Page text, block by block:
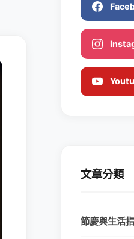
文章分類
節慶與生活